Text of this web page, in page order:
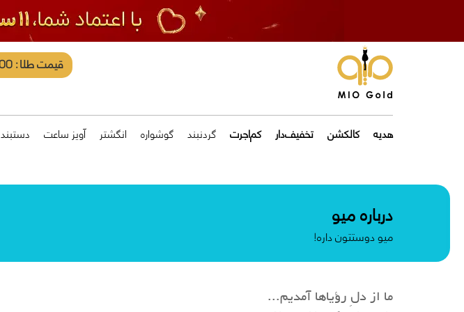
قیمت طلا: 18,495,000 تومان
هدیه کالکشن تخفیف‌دار کم‌اجرت گردنبند گوشواره انگشتر آویز ساعت دستبند
درباره میو
میو دوستتون داره!
ما از دلِ رؤیاها آمدیم...